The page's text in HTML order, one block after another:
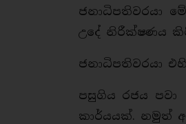
ජනාධිපතිවරයා
උදේ නිරීක්ෂණය
ජනාධිපතිවරයා
පසුගිය රජය
කාර්යයක්. නමුත්